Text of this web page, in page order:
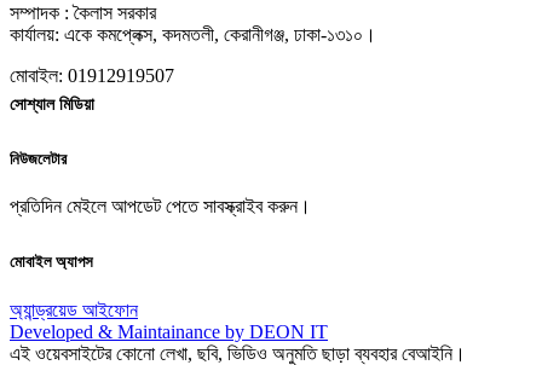
সম্পাদক : কৈলাস সরকার
কার্যালয়: একে কমপ্লেক্স, কদমতলী, কেরানীগঞ্জ, ঢাকা-১৩১০।
মোবাইল: 01912919507
সোশ্যাল মিডিয়া
নিউজলেটার
প্রতিদিন মেইলে আপডেট পেতে সাবস্ক্রাইব করুন।
মোবাইল অ্যাপস
অ্যান্ড্রয়েড আইফোন
Developed & Maintainance by DEON IT
এই ওয়েবসাইটের কোনো লেখা, ছবি, ভিডিও অনুমতি ছাড়া ব্যবহার বেআইনি।